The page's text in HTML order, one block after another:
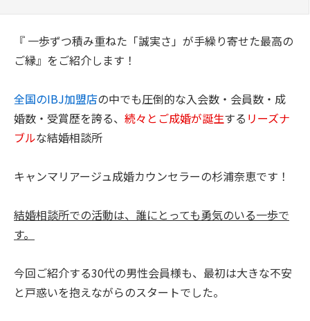
『 一歩ずつ積み重ねた「誠実さ」が手繰り寄せた最高の
ご縁』をご紹介します！
全国のIBJ加盟店の中でも圧倒的な入会数・会員数・成
婚数・受賞歴を誇る、 続々とご成婚が誕生する リーズナ
ブルな結婚相談所
キャンマリアージュ成婚カウンセラーの杉浦奈恵です！
結婚相談所での活動は、誰にとっても勇気のいる一歩で
す。
今回ご紹介する30代の男性会員様も、最初は大きな不安
と戸惑いを抱えながらのスタートでした。